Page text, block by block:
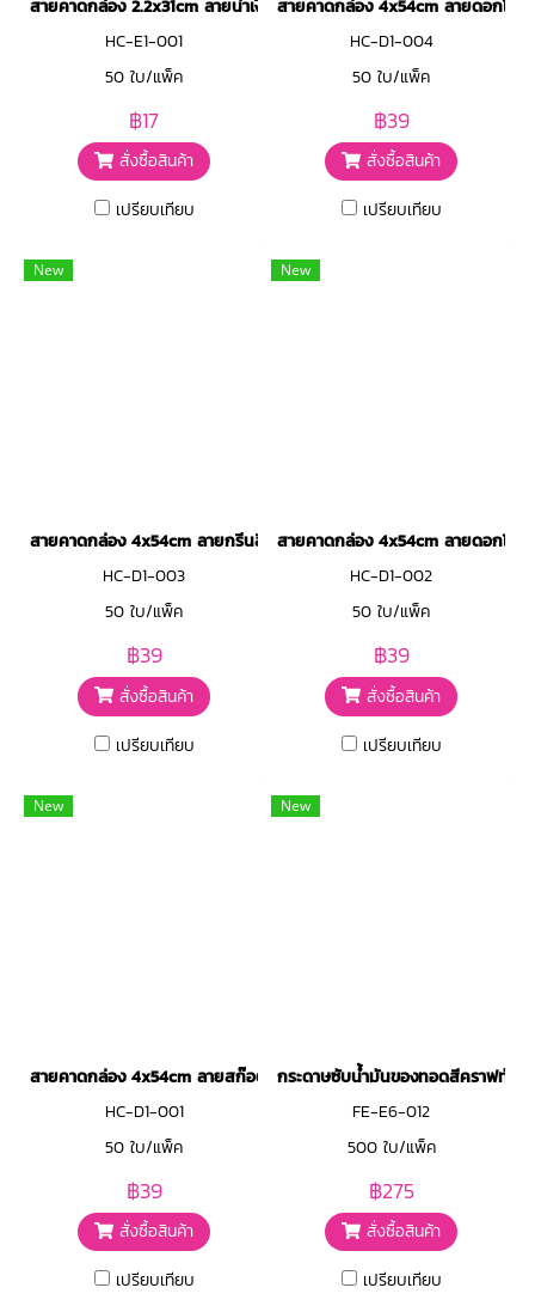
สายคาดกล่อง 2.2x31cm ลายน้ำเงินกุหลาบขาว
HC-E1-001
50 ใบ/แพ็ค
฿17
สั่งซื้อสินค้า
เปรียบเทียบ
สายคาดกล่อง 4x54cm ลายดอกไม้ส
HC-D1-004
50 ใบ/แพ็ค
฿39
สั่งซื้อสินค้า
เปรียบเทียบ
New
สายคาดกล่อง 4x54cm ลายกรีนลีฟ
HC-D1-003
50 ใบ/แพ็ค
฿39
สั่งซื้อสินค้า
เปรียบเทียบ
New
สายคาดกล่อง 4x54cm ลายดอกไม้
HC-D1-002
50 ใบ/แพ็ค
฿39
สั่งซื้อสินค้า
เปรียบเทียบ
New
สายคาดกล่อง 4x54cm ลายสก๊อตเขียว
HC-D1-001
50 ใบ/แพ็ค
฿39
สั่งซื้อสินค้า
เปรียบเทียบ
New
กระดาษซับน้ำมันของทอดสีคราฟท์
FE-E6-012
500 ใบ/แพ็ค
฿275
สั่งซื้อสินค้า
เปรียบเทียบ